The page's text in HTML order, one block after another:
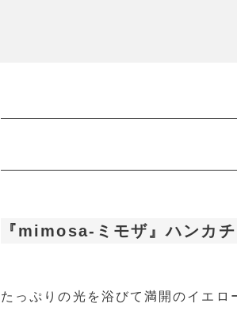
『mimosa-ミモザ』ハンカ
たっぷりの光を浴びて満開のイエ